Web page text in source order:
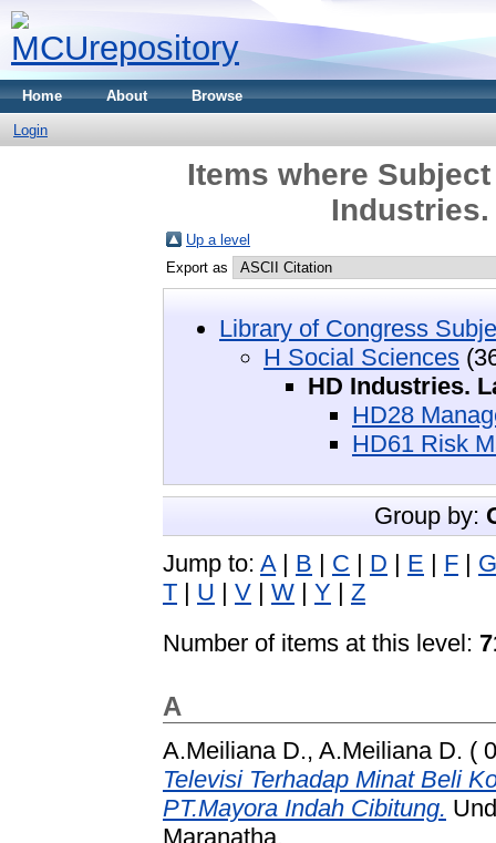
Home About Browse
Login
Items where
Up a level
Export as
Library of Congress
H Social Sciences
HD Industries.
HD28
HD61 Risk
Group by:
Jump to: A | B | C | D | E | F | G
T | U | V | W | Y | Z
Number of items at this level:
A
A.Meiliana D., A.Meiliana D. (
Televisi Terhadap Minat Beli
PT.Mayora Indah Cibitung.
Maranatha.